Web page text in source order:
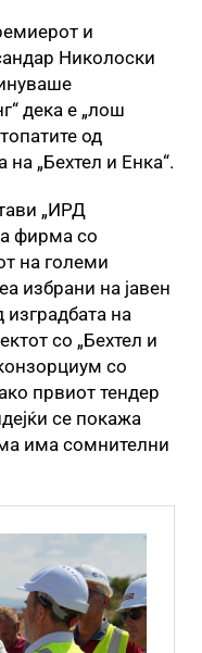
и
Николоски
дека е „лош
од
„Бехтел и Енка“.
„ИРД
фирма со
на големи
избрани на јавен
на
со „Бехтел и
со
првиот тендер
се покажа
има сомнителни